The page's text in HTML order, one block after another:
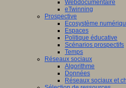
Webdocumentaire
eTwinning
Prospective
Ecosystème
Espaces
Politique éducative
Scénarios prospectifs
Temps
Réseaux sociaux
Algorithme
Données
Réseaux sociaux et